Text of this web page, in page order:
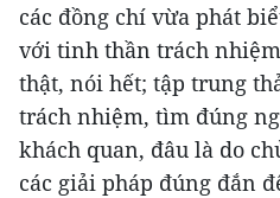
các đồng chí vừa phát
với tinh thần trách
thật, nói hết; tập trung
trách nhiệm, tìm đúng
khách quan, đâu là do
các giải pháp đúng đắn